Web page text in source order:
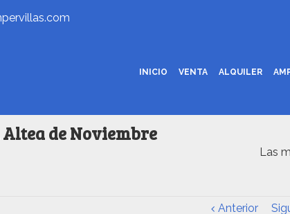
INICIO VENTA ALQUILER
Altea de Noviembre
Las
Anterior